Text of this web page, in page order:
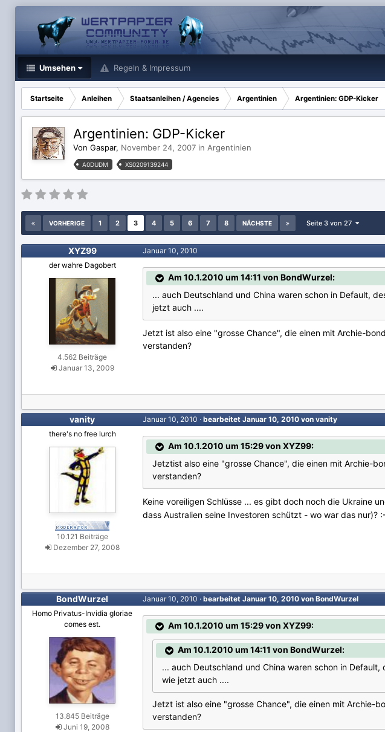
Umsehen Regeln & Impressum
Startseite Anleihen Staatsanleihen / Agencies Argentinien Argentinien: GDP-Kicker
Argentinien: GDP-Kicker
Von Gaspar, November 24, 2007 in Argentinien
A0DUDM XS0209139244
VORHERIGE 1 2 3 4 5 6 7 8 NÄCHSTE Seite 3 von 27
XYZ99
der wahre Dagobert
4.562 Beiträge
Januar 13, 2009
Januar 10, 2010
Am 10.1.2010 um 14:11 von BondWurzel:
... auch Deutschland und China waren schon in Default,
jetzt auch ....
Jetzt ist also eine "grosse Chance", die einen mit Archie-
verstanden?
vanity
there's no free lurch
10.121 Beiträge
Dezember 27, 2008
Januar 10, 2010 · bearbeitet Januar 10, 2010 von vanity
Am 10.1.2010 um 15:29 von XYZ99:
Jetztist also eine "grosse Chance", die einen mit Archie-
verstanden?
Keine voreiligen Schlüsse ... es gibt doch noch die Ukraine
dass Australien seine Investoren schützt - wo war das nur)?
BondWurzel
Homo Privatus-Invidia gloriae
comes est.
13.845 Beiträge
Juni 19, 2008
Januar 10, 2010 · bearbeitet Januar 10, 2010 von BondWurzel
Am 10.1.2010 um 15:29 von XYZ99:
Am 10.1.2010 um 14:11 von BondWurzel:
... auch Deutschland und China waren schon in
wie jetzt auch ....
Jetzt ist also eine "grosse Chance", die einen mit Archie-
verstanden?